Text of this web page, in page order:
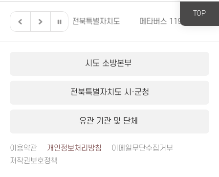
TOP
의회 전북특별자치도 메타버스 119안전교육
시도 소방본부
전북특별자치도 시·군청
유관 기관 및 단체
이용약관 개인정보처리방침
이메일무단수집거부
저작권보호정책